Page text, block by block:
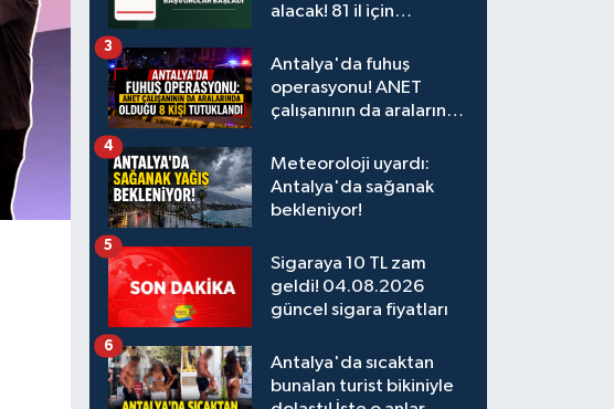
alacak! 81 il için
Antalya'da fuhuş
operasyonu! ANET
çalışanının da aralarında
3
Meteoroloji uyardı:
Antalya'da sağanak
bekleniyor!
4
Sigaraya 10 TL zam
geldi! 04.08.2026
güncel sigara fiyatları
5
Antalya'da sıcaktan
bunalan turist bikiniyle
6